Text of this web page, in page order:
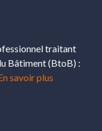
traitant
Bâtiment (BtoB) :
savoir plus